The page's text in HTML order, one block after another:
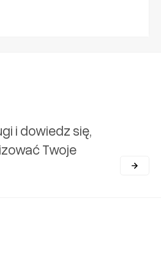
i dowiedz się,
Twoje